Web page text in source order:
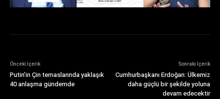
Önceki İçerik
Putin’in Çin temaslarında yaklaşık
40 anlaşma gündemde
Sonraki İçerik
Cumhurbaşkanı Erdoğan: Ülkemiz
daha güçlü bir şekilde yoluna
devam edecektir